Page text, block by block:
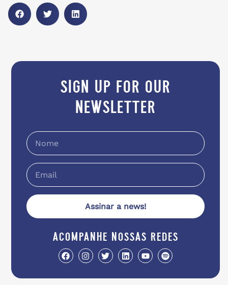
sign up for our
newsletter
Assinar a news!
acompanhe nossas redes